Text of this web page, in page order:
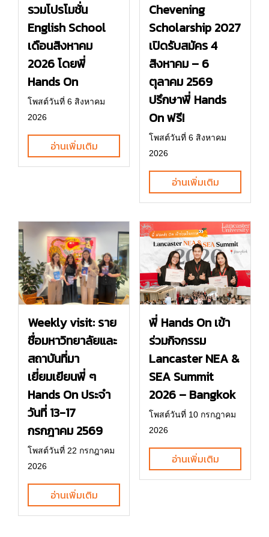
รวมโปรโมชั่น
English School
เดือนสิงหาคม
2026 โดยพี่
Hands On
โพสต์วันที่ 6 สิงหาคม
2026
อ่านเพิ่มเติม
Chevening
Scholarship 2027
เปิดรับสมัคร 4
สิงหาคม – 6
ตุลาคม 2569
ปรึกษาพี่ Hands
On ฟรี!
โพสต์วันที่ 6 สิงหาคม
2026
อ่านเพิ่มเติม
Weekly visit: ราย
ชื่อมหาวิทยาลัยและ
สถาบันที่มา
เยี่ยมเยียนพี่ ๆ
Hands On ประจำ
วันที่ 13-17
กรกฎาคม 2569
โพสต์วันที่ 22 กรกฎาคม
2026
อ่านเพิ่มเติม
พี่ Hands On เข้า
ร่วมกิจกรรม
Lancaster NEA &
SEA Summit
2026 – Bangkok
โพสต์วันที่ 10 กรกฎาคม
2026
อ่านเพิ่มเติม